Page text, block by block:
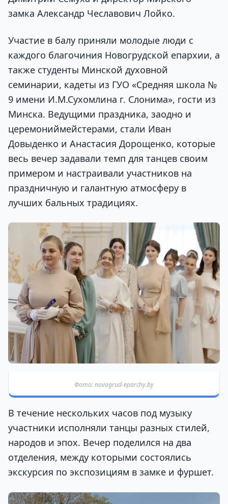
замка Александр Чеславович Лойко.
Участие в балу приняли молодые люди с
каждого благочиния Новогрудской епархии, а
также студенты Минской духовной
семинарии, кадеты из ГУО «Средняя школа №
9 имени И.М.Сухомлина г. Слонима», гости из
Минска. Ведущими праздника, заодно и
церемониймейстерами, стали Иван
Довыденко и Анастасия Дорощенко, которые
весь вечер задавали темп для танцев своим
примером и настраивали участников на
праздничную и галантную атмосферу в
лучших бальных традициях.
Фото: novogrud-eparchy.by
В течение нескольких часов под музыку
участники исполняли танцы разных стилей,
народов и эпох. Вечер поделился на два
отделения, между которыми состоялись
экскурсия по экспозициям в замке и фуршет.